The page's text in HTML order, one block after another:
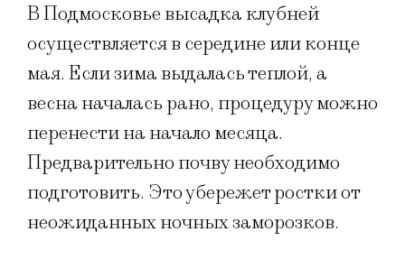
В Подмосковье высадка клубней
осуществляется в середине или конце
мая. Если зима выдалась теплой, а
весна началась рано, процедуру можно
перенести на начало месяца.
Предварительно почву необходимо
подготовить. Это убережет ростки от
неожиданных ночных заморозков.